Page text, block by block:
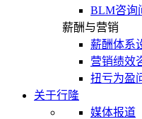
BLM咨询
薪酬与营销
薪酬体系
营销绩效
扭亏为盈
关于行隆
媒体报道